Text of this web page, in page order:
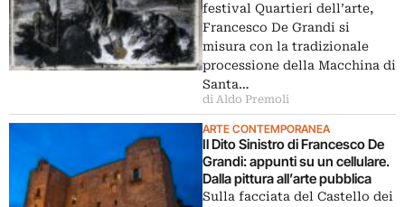
festival Quartieri dell’arte,
Francesco De Grandi si
misura con la tradizionale
processione della Macchina di
Santa…
di Aldo Premoli
ARTE CONTEMPORANEA
Il Dito Sinistro di Francesco De
Grandi: appunti su un cellulare.
Dalla pittura all’arte pubblica
Sulla facciata del Castello dei